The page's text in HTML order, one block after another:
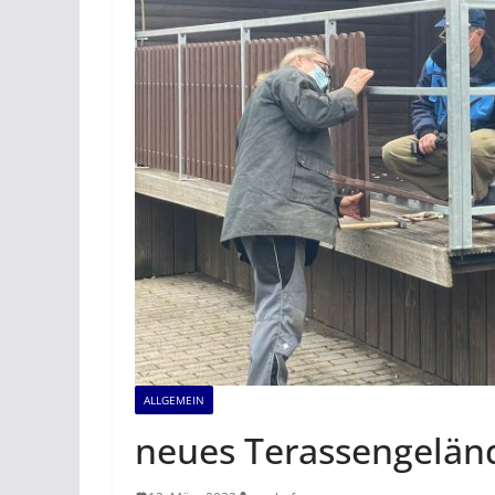
ALLGEMEIN
neues